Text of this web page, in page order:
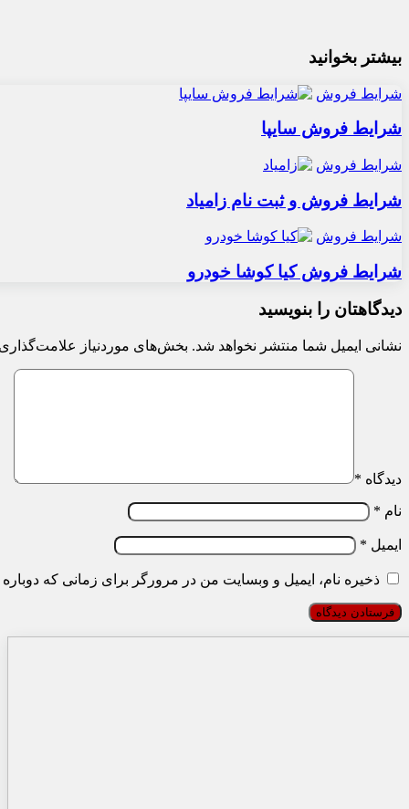
بیشتر بخوانید
شرایط فروش
شرایط فروش سایپا
شرایط فروش
شرایط فروش و ثبت نام زامیاد
شرایط فروش
شرایط فروش کیا کوشا خودرو
دیدگاهتان را بنویسید
نشانی ایمیل شما منتشر نخواهد شد. بخش‌های موردنیاز
دیدگاه *
نام *
ایمیل *
ذخیره نام، ایمیل و وبسایت من در مرورگر برای زمانی که